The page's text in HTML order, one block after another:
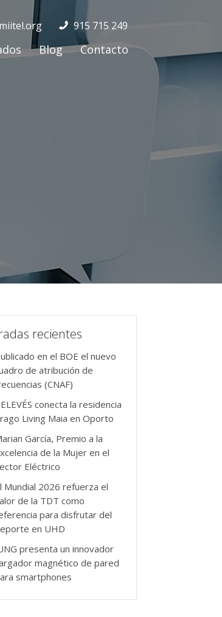
915 715 249
Blog Contacto
recientes
en el BOE el nuevo
de atribución de
(CNAF)
conecta la residencia
Living Maia en Oporto
García, Premio a la
de la Mujer en el
Eléctrico
Mundial 2026 refuerza el
de la TDT como
para disfrutar del
en UHD
presenta un innovador
magnético de pared
smartphones